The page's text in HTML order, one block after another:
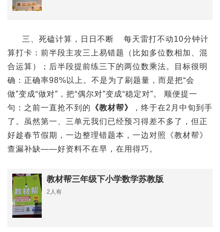
三、死磕计算，日日不断 每天雷打不动10分钟计
算打卡：前半段主攻三上易错题（比如多位数相加、混
合运算）；后半段提前练三下的两位数乘法。目标很明
确：正确率98%以上。不是为了刷题量，而是把“会
做”变成“做对”，把“偶尔对”变成“稳定对”。 顺便提一
句：之前一直抢不到的
《教材帮》
，终于在2月中旬到手
了。虽然第一、三单元我们已经预习得差不多了，但正
好趁春节假期，一边整理错题本，一边对照《教材帮》
查漏补缺——好资料不在早，在用得巧。
教材帮三年级下小学数学苏教版
2人有